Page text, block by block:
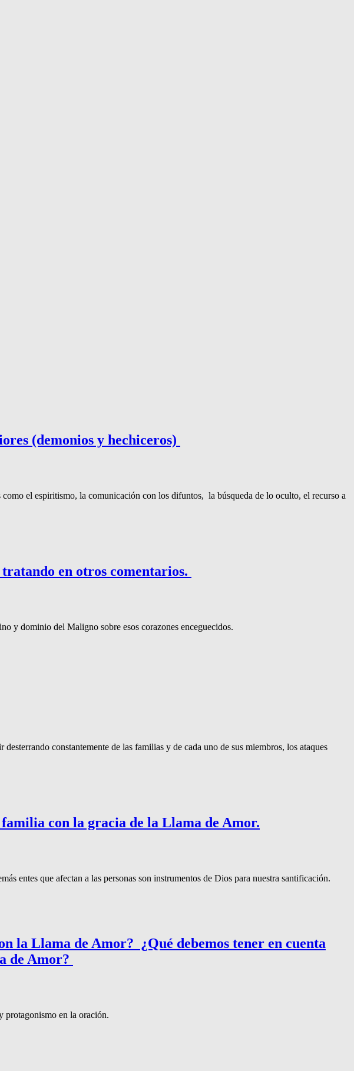
(demonios y hechiceros)
el espiritismo, la comunicación con los difuntos, la búsqueda de lo oculto, el recurso a
en otros comentarios.
y dominio del Maligno sobre esos corazones enceguecidos.
constantemente de las familias y de cada uno de sus miembros, los ataques
con la gracia de la Llama de Amor.
entes que afectan a las personas son instrumentos de Dios para nuestra santificación.
la Llama de Amor? ¿Qué debemos tener en cuenta
de Amor?
protagonismo en la oración.